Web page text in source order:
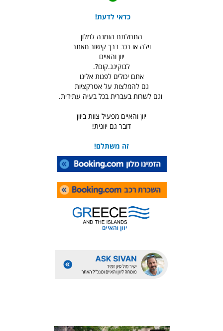
כדאי לדעת!
התחלתם הזמנה למלון
וילה או רכב דרך קישור מאתר
יוון והאיים
לבוקינג.קום?.
אתם יכולים לפנות אלינו
גם להמלצות על אטרקציות
וגם לשרות בעברית בכל בעיה עתידית.
יוון והאיים מפעיל צוות ביוון
דובר גם יוונית!
זה משתלם!